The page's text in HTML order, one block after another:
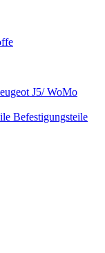
J5/ WoMo
Befestigungsteile